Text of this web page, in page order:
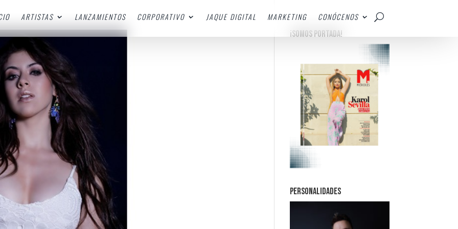
ARTISTAS LANZAMIENTOS CORPORATIVO JAQUE DIGITAL MARKETING
CONÓCENOS
¡SOMOS PORTADA!
PERSONALIDADES